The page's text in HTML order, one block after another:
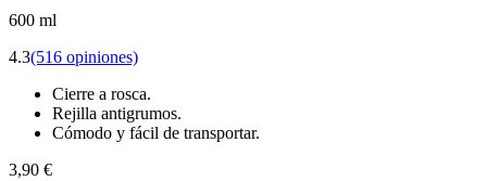
600 ml
4.3(516 opiniones)
Cierre a rosca.
Rejilla antigrumos.
Cómodo y fácil de transportar.
3,90 €